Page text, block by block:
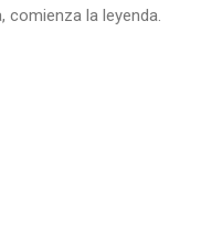
comienza la leyenda.